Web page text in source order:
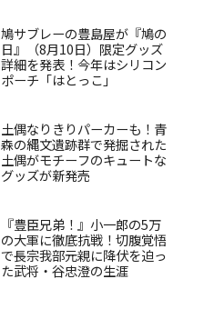
鳩サブレーの豊島屋が『鳩の
日』（8月10日）限定グッズ
詳細を発表！今年はシリコン
ポーチ「はとっこ」
土偶なりきりパーカーも！青
森の縄文遺跡群で発掘された
土偶がモチーフのキュートな
グッズが新発売
『豊臣兄弟！』小一郎の5万
の大軍に徹底抗戦！切腹覚悟
で長宗我部元親に降伏を迫っ
た武将・谷忠澄の生涯